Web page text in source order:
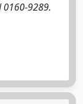
0160-9289.